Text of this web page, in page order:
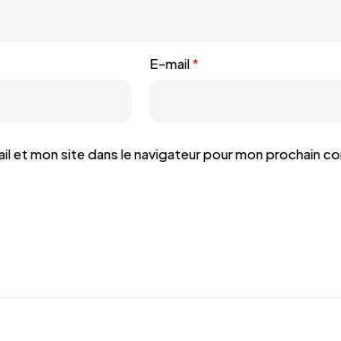
E-mail*
et mon site dans le navigateur pour mon prochain